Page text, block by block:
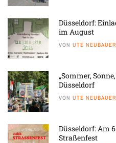
Düsseldorf:
im August
VON UTE NEUBAUER
„Sommer,
Düsseldorf
VON UTE NEUBAUER
Düsseldorf: Am
Straßenfest